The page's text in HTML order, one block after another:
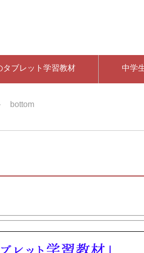
タブレット学習教材 中学
bottom